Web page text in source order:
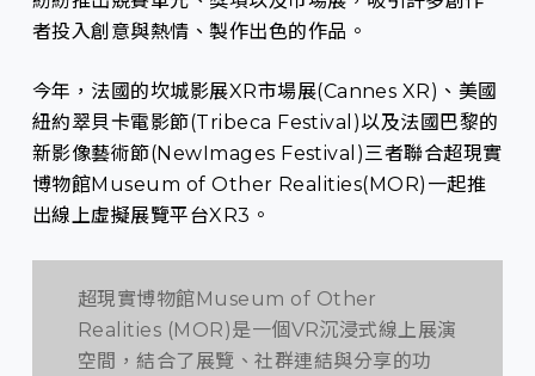
者投入創意與熱情、製作出色的作品。
今年，法國的坎城影展XR市場展(Cannes XR)、美國
紐約翠貝卡電影節(Tribeca Festival)以及法國巴黎的
新影像藝術節(NewImages Festival)三者聯合超現實
博物館Museum of Other Realities(MOR)一起推
出線上虛擬展覽平台XR3。
超現實博物館Museum of Other
Realities (MOR)是一個VR沉浸式線上展演
空間，結合了展覽、社群連結與分享的功